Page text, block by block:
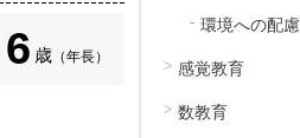
6 歳 （年長）
環境への配慮
感覚教育
数教育